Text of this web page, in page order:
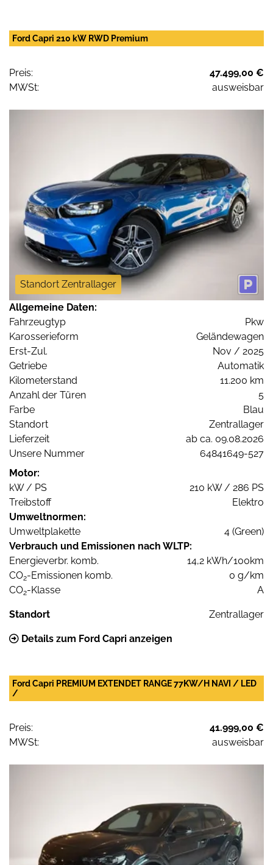
Ford Capri 210 kW RWD Premium
Preis:
47.499,00 €
MWSt:
ausweisbar
Standort Zentrallager
Allgemeine Daten:
Fahrzeugtyp
Pkw
Karosserieform
Geländewagen
Erst-Zul.
Nov / 2025
Getriebe
Automatik
Kilometerstand
11.200 km
Anzahl der Türen
5
Farbe
Blau
Standort
Zentrallager
Lieferzeit
ab ca. 09.08.2026
Unsere Nummer
64841649-527
Motor:
kW / PS
210 kW / 286 PS
Treibstoff
Elektro
Umweltnormen:
Umweltplakette
4 (Green)
Verbrauch und Emissionen nach WLTP:
Energieverbr. komb.
14,2 kWh/100km
CO2-Emissionen komb.
0 g/km
CO2-Klasse A
Standort Zentrallager
Details zum Ford Capri anzeigen
Ford Capri PREMIUM EXTENDET RANGE 77KW/H NAVI / LED
/
Preis:
41.999,00 €
MWSt:
ausweisbar